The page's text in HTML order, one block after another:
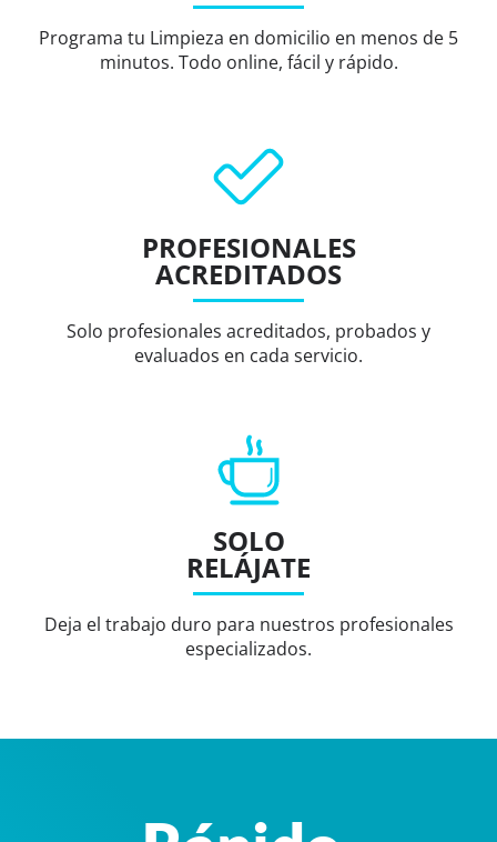
Programa tu Limpieza en domicilio en menos de 5
minutos. Todo online, fácil y rápido.
PROFESIONALES
ACREDITADOS
Solo profesionales acreditados, probados y
evaluados en cada servicio.
SOLO
RELÁJATE
Deja el trabajo duro para nuestros profesionales
especializados.